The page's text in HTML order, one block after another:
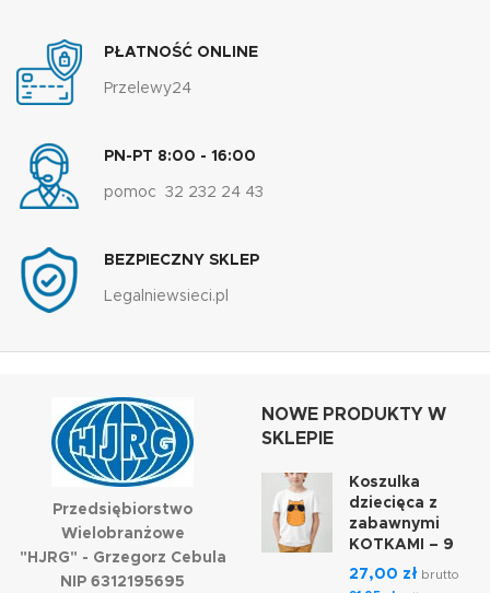
PŁATNOŚĆ ONLINE
Przelewy24
PN-PT 8:00 - 16:00
pomoc 32 232 24 43
BEZPIECZNY SKLEP
Legalniewsieci.pl
Przedsiębiorstwo
Wielobranżowe
"HJRG" - Grzegorz Cebula
NIP 6312195695
NOWE PRODUKTY W
SKLEPIE
Koszulka
dziecięca z
zabawnymi
KOTKAMI – 9
27,00 zł brutto